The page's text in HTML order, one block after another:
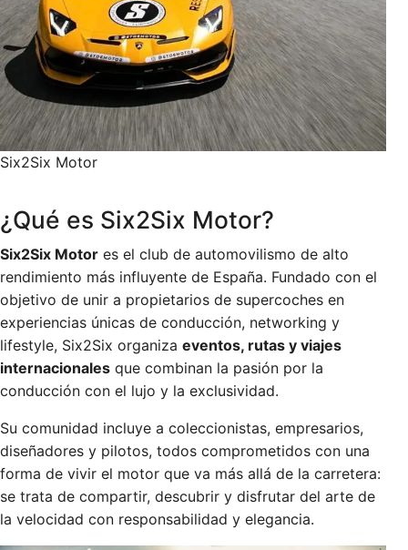
Six2Six Motor
¿Qué es Six2Six Motor?
Six2Six Motor es el club de automovilismo de alto
rendimiento más influyente de España. Fundado con el
objetivo de unir a propietarios de supercoches en
experiencias únicas de conducción, networking y
lifestyle, Six2Six organiza eventos, rutas y viajes
internacionales que combinan la pasión por la
conducción con el lujo y la exclusividad.
Su comunidad incluye a coleccionistas, empresarios,
diseñadores y pilotos, todos comprometidos con una
forma de vivir el motor que va más allá de la carretera:
se trata de compartir, descubrir y disfrutar del arte de
la velocidad con responsabilidad y elegancia.